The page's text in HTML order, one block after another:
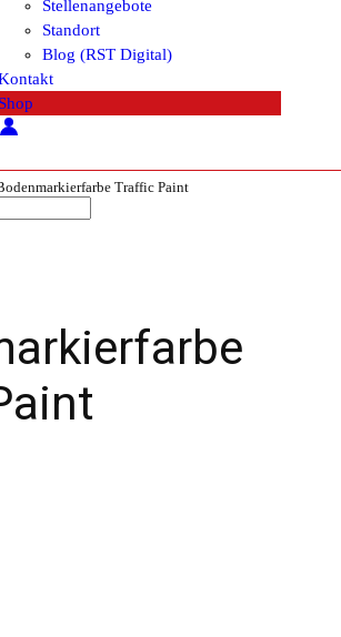
Stellenangebote
Standort
Blog (RST Digital)
Shop
Traffic Paint